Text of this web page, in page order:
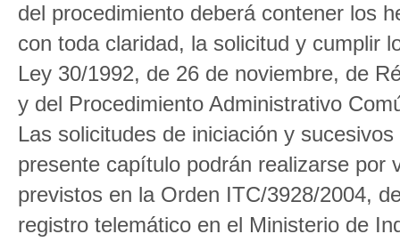
del procedimiento deberá contener los
con toda claridad, la solicitud y cumplir
Ley 30/1992, de 26 de noviembre, de
y del Procedimiento Administrativo
Las solicitudes de iniciación y
presente capítulo podrán realizarse
previstos en la Orden ITC/3928/2004,
registro telemático en el Ministerio de